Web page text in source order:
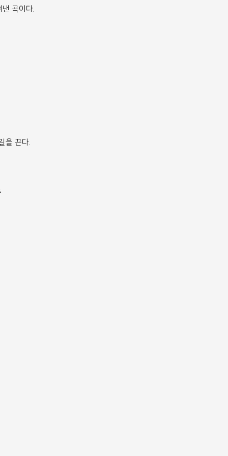
곡이다.
을 끈다.